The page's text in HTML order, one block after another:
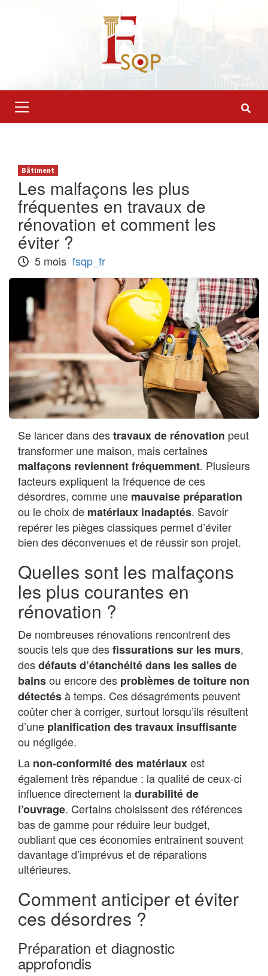
Primary
Menu
Bâtiment
Les malfaçons les plus
fréquentes en travaux de
rénovation et comment les
éviter ?
5 mois fsqp_fr
Se lancer dans destravaux de rénovation peut
transformer une maison, mais certaines
malfaçons reviennent fréquemment. Plusieurs
facteurs expliquent la fréquence de ces
désordres, comme une mauvaise préparation
ou le choix de matériaux inadaptés. Savoir
repérer les pièges classiques permet d’éviter
bien des déconvenues et de réussir son projet.
Quelles sont les malfaçons
les plus courantes en
rénovation ?
De nombreuses rénovations rencontrent des
soucis tels que desfissurations sur les murs,
desdéfauts d’étanchéité dans les salles de
bainsou encore des problèmes de toiture non
détectésà temps. Ces désagréments peuvent
coûter cher à corriger, surtout lorsqu’ils résultent
d’une planification des travaux insuffisante
ou négligée.
La non-conformité des matériauxest
également très répandue : la qualité de ceux-ci
influence directement ladurabilité de
l’ouvrage. Certains choisissent des références
bas de gamme pour réduire leur budget,
oubliant que ces économies entraînent souvent
davantage d’imprévus et de réparations
ultérieures.
Comment anticiper et éviter
ces désordres ?
Préparation et diagnostic
approfondis